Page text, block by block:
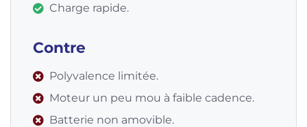
Charge rapide.
Contre
Polyvalence limitée.
Moteur un peu mou à faible cadence.
Batterie non amovible.